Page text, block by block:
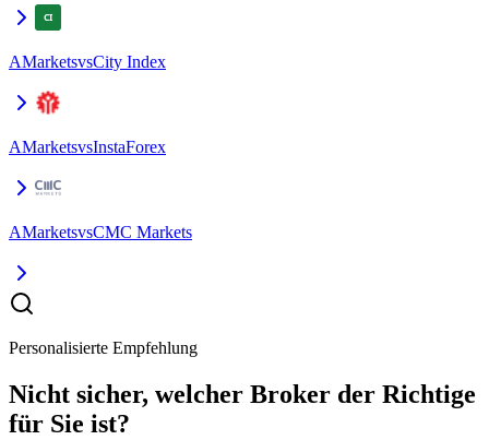
AMarketsvsCity Index
AMarketsvsInstaForex
AMarketsvsCMC Markets
Personalisierte Empfehlung
Nicht sicher, welcher Broker der Richtige
für Sie ist?